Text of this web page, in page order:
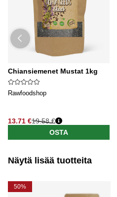
Chiansiemenet Mustat 1kg
Rawfoodshop
13.71 €19.58 €
OSTA
Näytä lisää tuotteita
50%